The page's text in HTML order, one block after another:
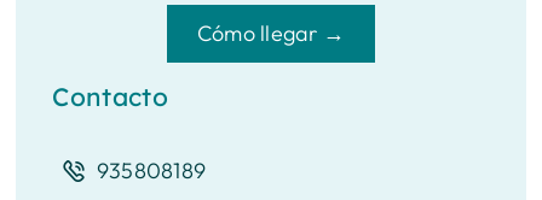
Cómo llegar →
Contacto
935808189